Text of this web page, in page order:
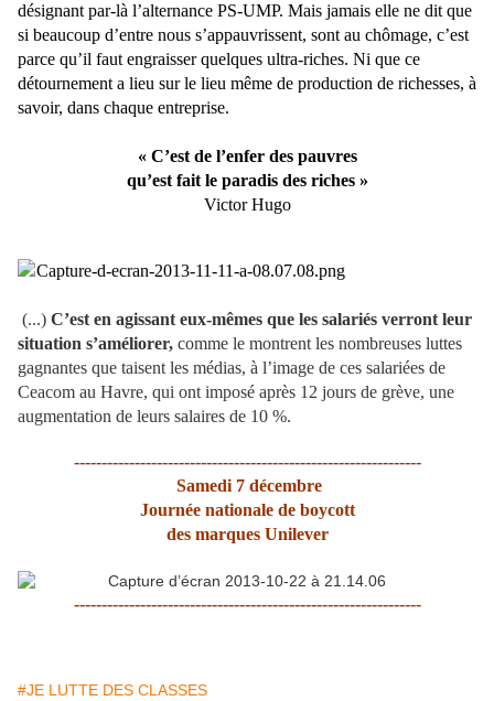
désignant par-là l’alternance PS-UMP. Mais jamais elle ne dit que
si beaucoup d’entre nous s’appauvrissent, sont au chômage, c’est
parce qu’il faut engraisser quelques ultra-riches. Ni que ce
détournement a lieu sur le lieu même de production de richesses, à
savoir, dans chaque entreprise.
« C’est de l’enfer des pauvres
qu’est fait le paradis des riches »
Victor Hugo
(...) C’est en agissant eux-mêmes que les salariés verront leur
situation s’améliorer, comme le montrent les nombreuses luttes
gagnantes que taisent les médias, à l’image de ces salariées de
Ceacom au Havre, qui ont imposé après 12 jours de grève, une
augmentation de leurs salaires de 10 %.
---------------------------------------------------------------
Samedi 7 décembre
Journée nationale de boycott
des marques Unilever
---------------------------------------------------------------
#JE LUTTE DES CLASSES